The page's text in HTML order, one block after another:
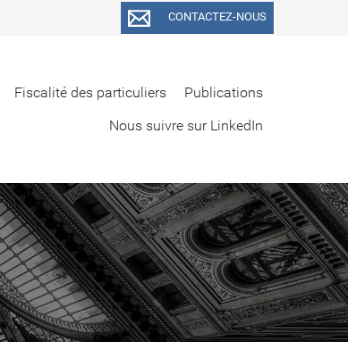
Fiscalité des particuliers
Publications
Nous suivre sur LinkedIn
CONTACTEZ-NOUS